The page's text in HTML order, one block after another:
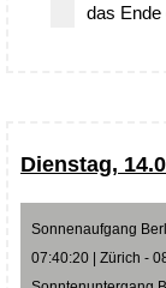
das Ende
Dienstag,
Sonnenaufgang
07:40:20 | Zürich -